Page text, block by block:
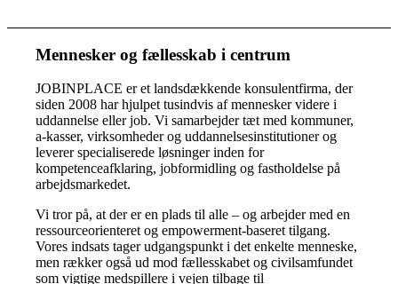
Mennesker og fællesskab i centrum
JOBINPLACE er et landsdækkende konsulentfirma, der
siden 2008 har hjulpet tusindvis af mennesker videre i
uddannelse eller job. Vi samarbejder tæt med kommuner,
a-kasser, virksomheder og uddannelsesinstitutioner og
leverer specialiserede løsninger inden for
kompetenceafklaring, jobformidling og fastholdelse på
arbejdsmarkedet.
Vi tror på, at der er en plads til alle – og arbejder med en
ressourceorienteret og empowerment-baseret tilgang.
Vores indsats tager udgangspunkt i det enkelte menneske,
men rækker også ud mod fællesskabet og civilsamfundet
som vigtige medspillere i vejen tilbage til